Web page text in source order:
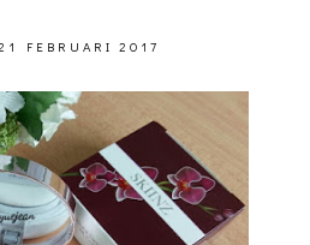
FEBRUARI 2017